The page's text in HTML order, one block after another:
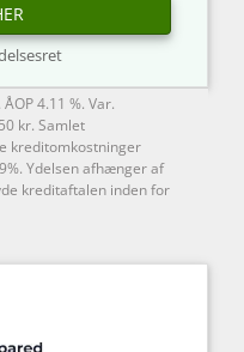
4.11 %. Var.
kr. Samlet
kreditomkostninger
Ydelsen afhænger af
kreditaftalen inden for